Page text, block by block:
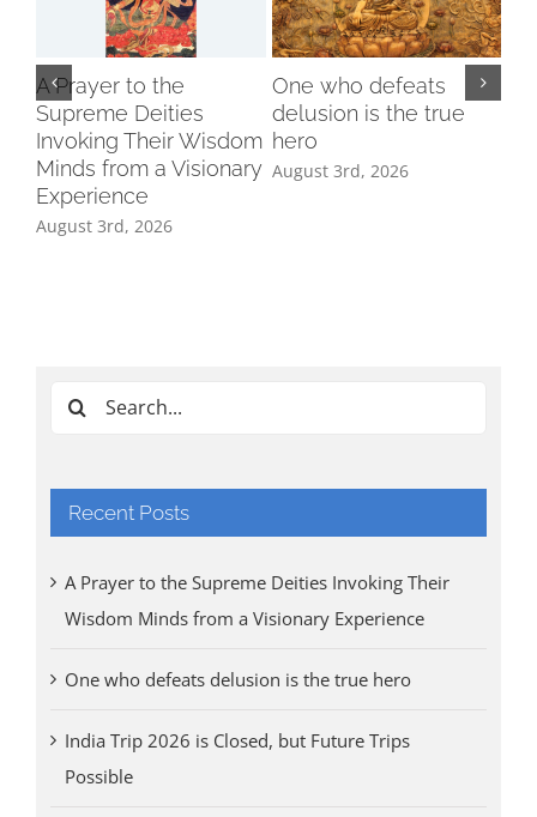
A Prayer to the
Supreme Deities
Invoking Their Wisdom
Minds from a Visionary
Experience
August 3rd, 2026
One who defeats
delusion is the true
hero
August 3rd, 2026
Search
Recent Posts
A Prayer to the Supreme Deities Invoking Their
Wisdom Minds from a Visionary Experience
One who defeats delusion is the true hero
India Trip 2026 is Closed, but Future Trips
Possible